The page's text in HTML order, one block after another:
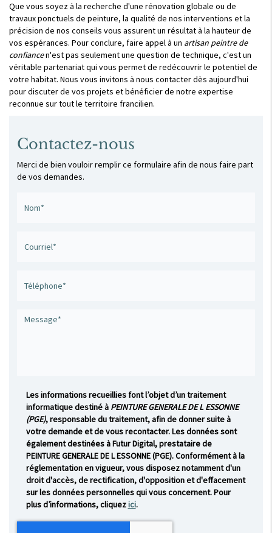
Que vous soyez à la recherche d'une rénovation globale ou de
travaux ponctuels de peinture, la qualité de nos interventions et la
précision de nos conseils vous assurent un résultat à la hauteur de
vos espérances. Pour conclure, faire appel à un artisan peintre de
confiancen'est pas seulement une question de technique, c'est un
véritable partenariat qui vous permet de redécouvrir le potentiel de
votre habitat. Nous vous invitons à nous contacter dès aujourd'hui
pour discuter de vos projets et bénéficier de notre expertise
reconnue sur tout le territoire francilien.
Contactez-nous
Merci de bien vouloir remplir ce formulaire afin de nous faire part
de vos demandes.
Les informations recueillies font l’objet d’un traitement
informatique destiné àPEINTURE GENERALE DE L ESSONNE
(PGE), responsable du traitement, afin de donner suite à
votre demande et de vous recontacter. Les données sont
également destinées à Futur Digital, prestataire de
PEINTURE GENERALE DE L ESSONNE (PGE). Conformément à la
réglementation en vigueur, vous disposez notamment d'un
droit d'accès, de rectification, d'opposition et d'effacement
sur les données personnelles qui vous concernent. Pour
plus d’informations, cliquezici.